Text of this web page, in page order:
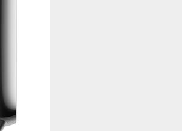
intereses y proporcionarte publicidad relevante en
dirigida.